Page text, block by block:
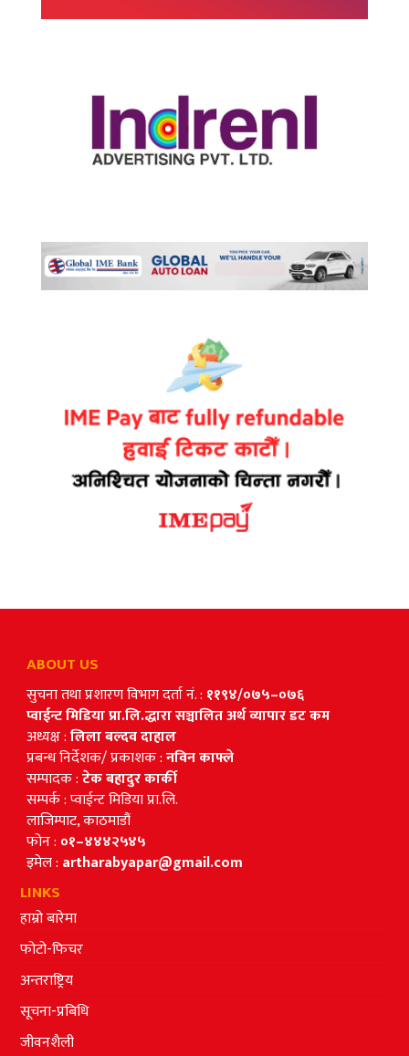
ABOUT US
सुचना तथा प्रशारण विभाग दर्ता नं. : ११९४/०७५–०७६
प्वाईन्ट मिडिया प्रा.लि.द्धारा सञ्चालित अर्थ व्यापार डट कम
अध्यक्ष :लिला बल्दव दाहाल
प्रबन्ध निर्देशक/ प्रकाशक :नविन काफ्ले
सम्पादक :टेक बहादुर कार्की
सम्पर्क : प्वाईन्ट मिडिया प्रा.लि.
लाजिम्पाट, काठमाडौं
फोन : ०१–४४४२५४५
इमेल : artharabyapar@gmail.com
LINKS
हाम्रो बारेमा
फोटो-फिचर
अन्तराष्ट्रिय
सूचना-प्रबिधि
जीवनशैली